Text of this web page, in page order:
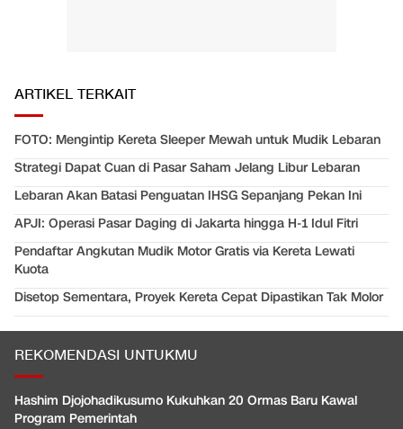
ARTIKEL TERKAIT
FOTO: Mengintip Kereta Sleeper Mewah untuk Mudik Lebaran
Strategi Dapat Cuan di Pasar Saham Jelang Libur Lebaran
Lebaran Akan Batasi Penguatan IHSG Sepanjang Pekan Ini
APJI: Operasi Pasar Daging di Jakarta hingga H-1 Idul Fitri
Pendaftar Angkutan Mudik Motor Gratis via Kereta Lewati
Kuota
Disetop Sementara, Proyek Kereta Cepat Dipastikan Tak Molor
REKOMENDASI UNTUKMU
Hashim Djojohadikusumo Kukuhkan 20 Ormas Baru Kawal
Program Pemerintah